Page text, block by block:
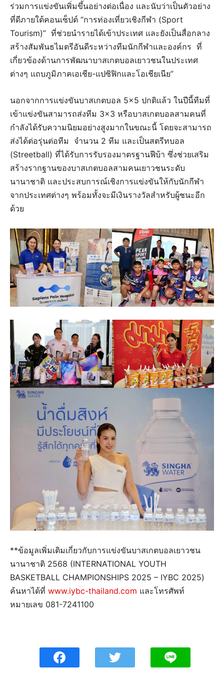
ร่วมการแข่งขันเพิ่มขึ้นอย่างต่อเนื่อง และนับว่าเป็นตัวอย่าง
ที่ดีภายใต้คอนเซ็ปต์ “การท่องเที่ยวเชิงกีฬา (Sport
Tourism)” ที่ช่วยนำรายได้เข้าประเทศ และยังเป็นสื่อกลาง
สร้างสัมพันธไมตรีอันดีระหว่างทีมนักกีฬาและองค์กร ที่
เกี่ยวข้องด้านการพัฒนาบาสเกตบอลเยาวชนในประเทศ
ต่างๆ แถบภูมิภาคเอเชีย-แปซิฟิกและโอเชียเนีย”
นอกจากการแข่งขันบาสเกตบอล 5×5 ปกติแล้ว ในปีนี้ทีมที่
เข้าแข่งขันสามารถส่งทีม 3×3 หรือบาสเกตบอลสามคนที่
กำลังได้รับความนิยมอย่างสูงมากในขณะนี้ โดยจะสามารถ
ส่งได้ต่อรุ่นต่อทีม จำนวน 2 ทีม และเป็นสตรีทบอล
(Streetball) ที่ได้รับการรับรองมาตรฐานฟีบ้า ซึ่งช่วยเสริม
สร้างรากฐานของบาสเกตบอลสามคนเยาวชนระดับ
นานาชาติ และประสบการณ์เชิงการแข่งขันให้กับนักกีฬา
จากประเทศต่างๆ พร้อมทั้งจะมีเงินรางวัลสำหรับผู้ชนะอีก
ด้วย
**ข้อมูลเพิ่มเติมเกี่ยวกับการแข่งขันบาสเกตบอลเยาวชน
นานาชาติ 2568 (INTERNATIONAL YOUTH
BASKETBALL CHAMPIONSHIPS 2025 – IYBC 2025)
ค้นหาได้ที่ www.iybc-thailand.com และโทรศัพท์
หมายเลข 081-7241100